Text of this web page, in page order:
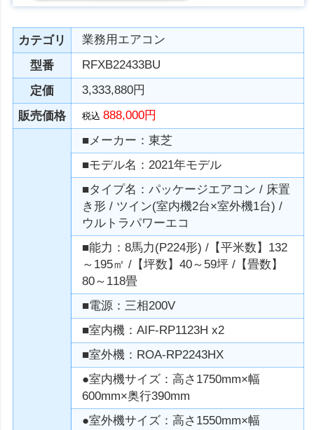
カテゴリ
業務用エアコン
型番
RFXB22433BU
定価
3,333,880円
販売価格
税込888,000円
■メーカー：東芝
■モデル名：2021年モデル
■タイプ名：パッケージエアコン / 床置
き形 / ツイン(室内機2台×室外機1台) /
ウルトラパワーエコ
■能力：8馬力(P224形) /【平米数】132
～195㎡ /【坪数】40～59坪 /【畳数】
80～118畳
■電源：三相200V
■室内機：AIF-RP1123H x2
■室外機：ROA-RP2243HX
●室内機サイズ：高さ1750mm×幅
600mm×奥行390mm
●室外機サイズ：高さ1550mm×幅